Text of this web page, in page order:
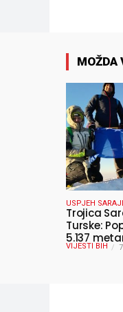
MOŽDA
USPJEH
Trojica
Turske:
5.137
VIJESTI BIH